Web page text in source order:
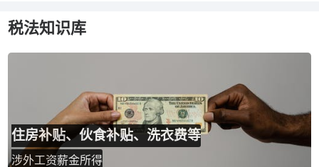
税法知识库
住房补贴、伙食补贴、洗衣费等
涉外工资薪金所得